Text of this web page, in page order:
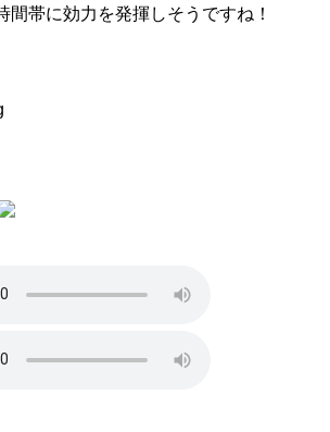
間帯に効力を発揮しそうですね！